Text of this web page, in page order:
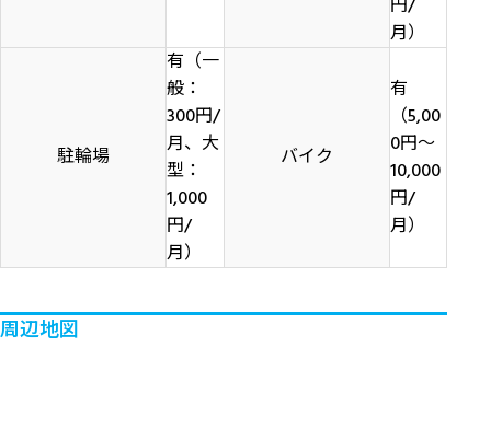
円/
月）
駐輪場
有（一
般：
300円/
月、大
型：
1,000
円/
月）
バイク
有
（5,00
0円～
10,000
円/
月）
周辺地図